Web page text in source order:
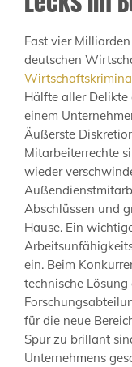
Fast vier
deutschen
Hälfte aller
einem
Äußerste
Mitarbeiterrechte
wieder
Abschlüssen und
Hause. Ein
ein. Beim
technische
für die neue
Spur zu brillant
Unternehmens